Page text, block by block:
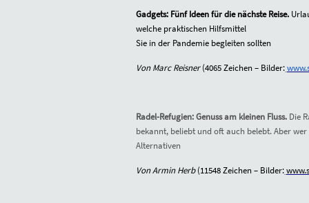
Gadgets: Fünf Ideen für die nächste Reise.
welche praktischen Hilfsmittel
Sie in der Pandemie begleiten sollten
Von Marc Reisner (4065 Zeichen – Bilder:
Radel-Refugien: Genuss am kleinen Fluss. Die
bekannt, beliebt und oft auch belebt. Aber
Alternativen
Von Armin Herb (11548 Zeichen – Bilder: